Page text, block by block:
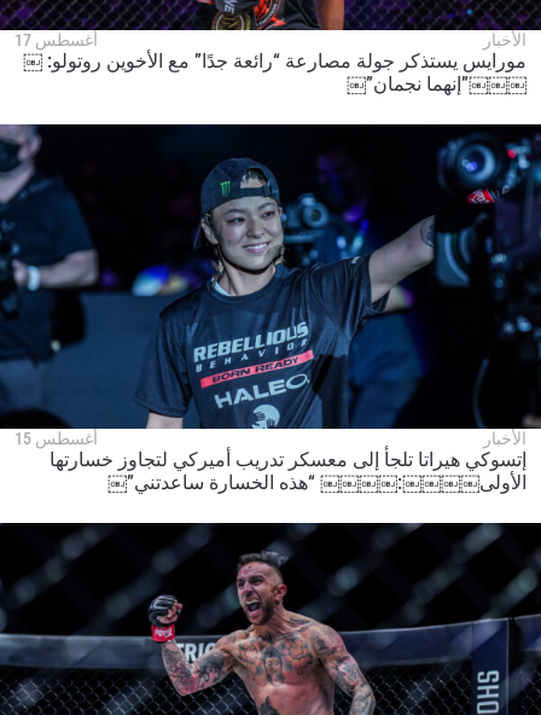
الأخبار أغسطس 17
مورايس يستذكر جولة مصارعة “رائعة جدًا” مع الأخوين روتولو: ￼
￼￼￼”إنهما نجمان”￼
الأخبار أغسطس 15
إتسوكي هيراتا تلجأ إلى معسكر تدريب أميركي لتجاوز خسارتها
الأولى￼￼￼￼:￼￼￼￼ “هذه الخسارة ساعدتني”￼